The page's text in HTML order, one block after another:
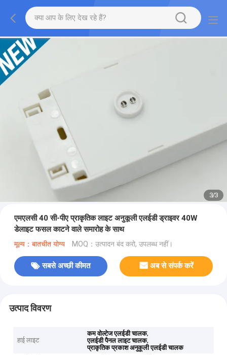
3/3
एमएलसी 40 सी-पीए प्राकृतिक लाइट अनुकूली एलईडी ड्राइवर 40W
डेलाइट फसल काटने वाले समारोह के साथ
मूल्य：बातचीत योग्य MOQ：उत्पादन बंद करो, उपलब्ध नहीं।
सबसे अच्छी कीमत अब से संपर्क करें
उत्पाद विवरण
हाई लाइट
कम वोल्टेज एलईडी चालक,
एलईडी पैनल लाइट चालक,
प्राकृतिक प्रकाश अनुकूली एलईडी चालक